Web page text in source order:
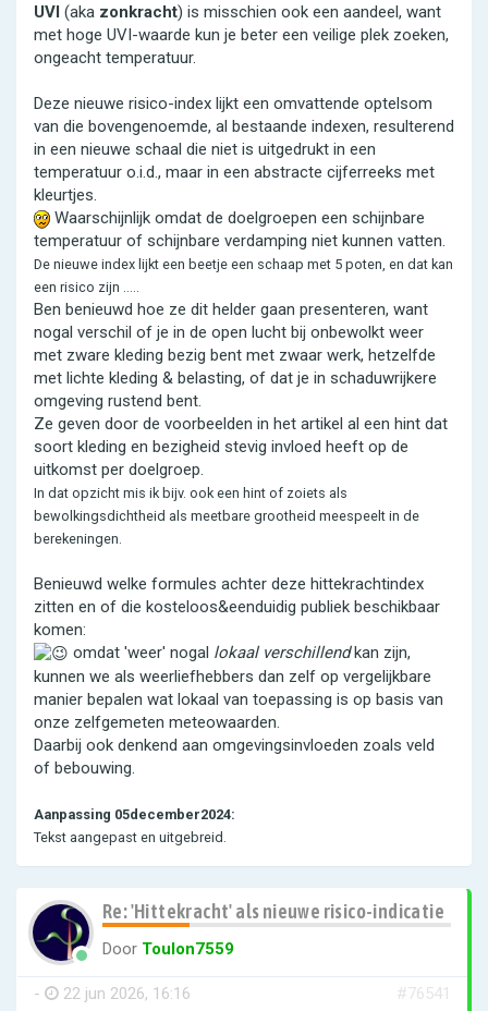
UVI (aka zonkracht) is misschien ook een aandeel, want
met hoge UVI-waarde kun je beter een veilige plek zoeken,
ongeacht temperatuur.
Deze nieuwe risico-index lijkt een omvattende optelsom
van die bovengenoemde, al bestaande indexen, resulterend
in een nieuwe schaal die niet is uitgedrukt in een
temperatuur o.i.d., maar in een abstracte cijferreeks met
kleurtjes.
Waarschijnlijk omdat de doelgroepen een schijnbare
temperatuur of schijnbare verdamping niet kunnen vatten.
De nieuwe index lijkt een beetje een schaap met 5 poten, en dat kan
een risico zijn .....
Ben benieuwd hoe ze dit helder gaan presenteren, want
nogal verschil of je in de open lucht bij onbewolkt weer
met zware kleding bezig bent met zwaar werk, hetzelfde
met lichte kleding & belasting, of dat je in schaduwrijkere
omgeving rustend bent.
Ze geven door de voorbeelden in het artikel al een hint dat
soort kleding en bezigheid stevig invloed heeft op de
uitkomst per doelgroep.
In dat opzicht mis ik bijv. ook een hint of zoiets als
bewolkingsdichtheid als meetbare grootheid meespeelt in de
berekeningen.
Benieuwd welke formules achter deze hittekrachtindex
zitten en of die kosteloos&eenduidig publiek beschikbaar
komen:
omdat 'weer' nogal lokaal verschillendkan zijn,
kunnen we als weerliefhebbers dan zelf op vergelijkbare
manier bepalen wat lokaal van toepassing is op basis van
onze zelfgemeten meteowaarden.
Daarbij ook denkend aan omgevingsinvloeden zoals veld
of bebouwing.
Aanpassing 05december2024:
Tekst aangepast en uitgebreid.
Re: 'Hittekracht' als nieuwe risico-indicatie
Door Toulon7559
- 22 jun 2026, 16:16 #76541